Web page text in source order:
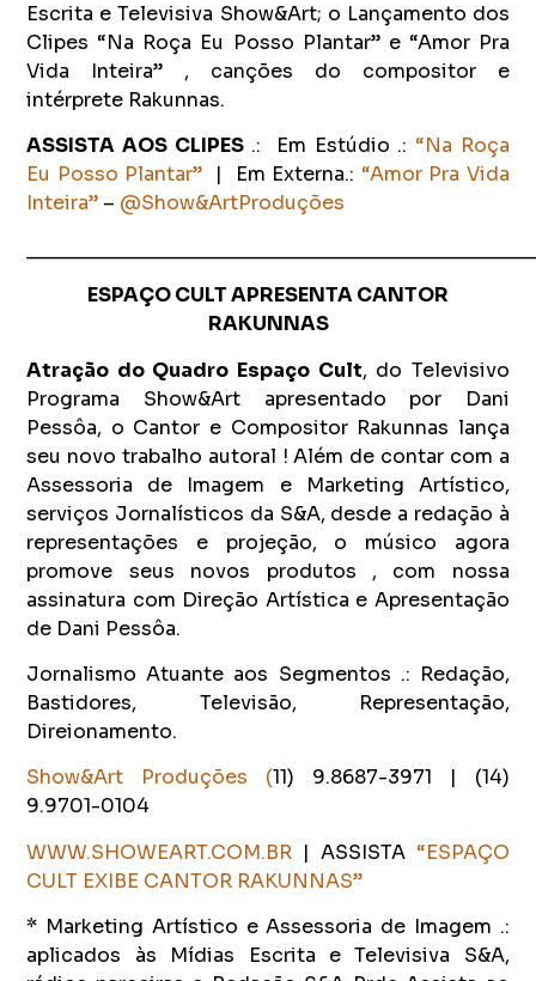
Escrita e Televisiva Show&Art; o Lançamento dos
Clipes “Na Roça Eu Posso Plantar” e “Amor Pra
Vida Inteira” , canções do compositor e
intérprete Rakunnas.
ASSISTA AOS CLIPES.: Em Estúdio .: “Na Roça
Eu Posso Plantar”
| Em Externa.: “Amor Pra Vida
Inteira” – @Show&ArtProduções
ESPAÇO CULT APRESENTA CANTOR
RAKUNNAS
Atração do Quadro Espaço Cult, do Televisivo
Programa Show&Art apresentado por Dani
Pessôa, o Cantor e Compositor Rakunnas lança
seu novo trabalho autoral ! Além de contar com a
Assessoria de Imagem e Marketing Artístico,
serviços Jornalísticos da S&A, desde a redação à
representações e projeção, o músico agora
promove seus novos produtos , com nossa
assinatura com Direção Artística e Apresentação
de Dani Pessôa.
Jornalismo Atuante aos Segmentos .: Redação,
Bastidores, Televisão, Representação,
Direionamento.
Show&Art Produções (11) 9.8687-3971 | (14)
9.9701-0104
WWW.SHOWEART.COM.BR | ASSISTA “ESPAÇO
CULT EXIBE CANTOR RAKUNNAS”
* Marketing Artístico e Assessoria de Imagem .:
aplicados às Mídias Escrita e Televisiva S&A,